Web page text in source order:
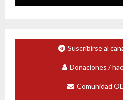
Suscribirse al
Donaciones /
Comunidad